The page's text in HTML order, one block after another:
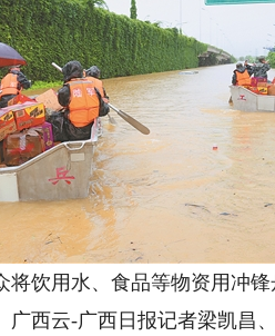
饮用水、食品等物资用冲锋
广西云-广西日报记者梁凯昌